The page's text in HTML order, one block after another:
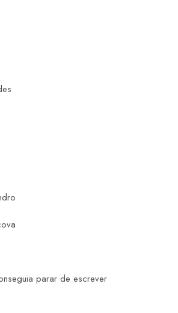
parar de escrever